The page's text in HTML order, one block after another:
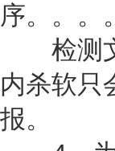
序。。。
检测文
内杀软只
报。